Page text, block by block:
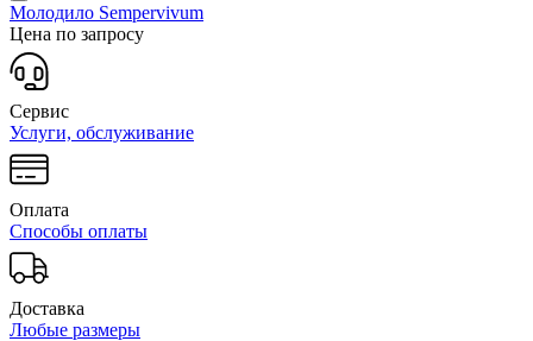
Молодило Sempervivum
Цена по запросу
Сервис
Услуги, обслуживание
Оплата
Способы оплаты
Доставка
Любые размеры